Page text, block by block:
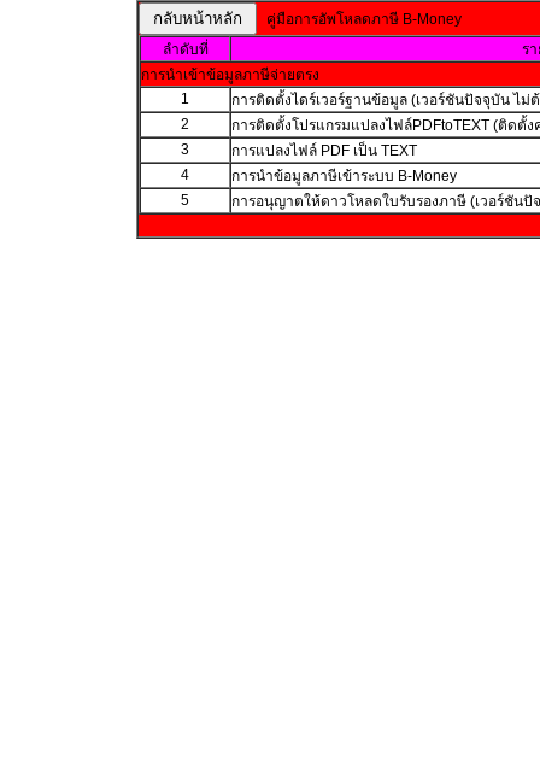
คู่มือการอัพโหลดภาษี B-Money
ลำดับที่
ร
การนำเข้าข้อมูลภาษีจ่ายตรง
1
การติดตั้งไดร์เวอร์ฐานข้อมูล (เวอร์ชันปัจจุบัน ไม่
2
การติดตั้งโปรแกรมแปลงไฟล์PDFtoTEXT (ติดตั้ง
3
การแปลงไฟล์ PDF เป็น TEXT
4
การนำข้อมูลภาษีเข้าระบบ B-Money
5
การอนุญาตให้ดาวโหลดใบรับรองภาษี (เวอร์ชัน